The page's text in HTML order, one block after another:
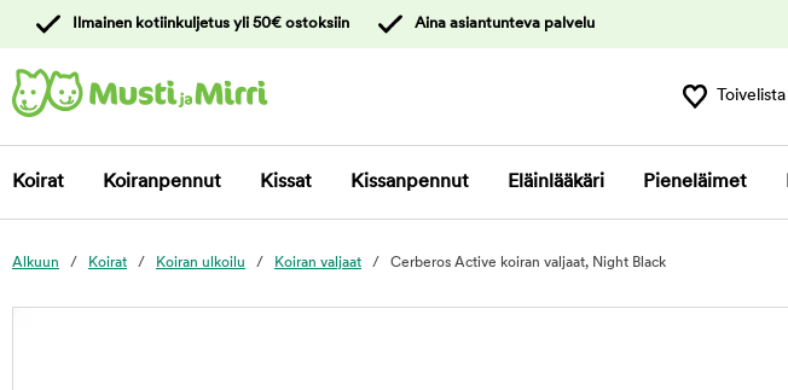
asiakaspalveluun
Ilmainen kotiinkuljetus yli 50€ ostoksiin Aina asiantunteva palvelu
Toivelista
Koirat Koiranpennut Kissat Kissanpennut Eläinlääkäri Pieneläimet
Alkuun Koirat Koiran ulkoilu Koiran valjaat Cerberos Active koiran valjaat, Night Black